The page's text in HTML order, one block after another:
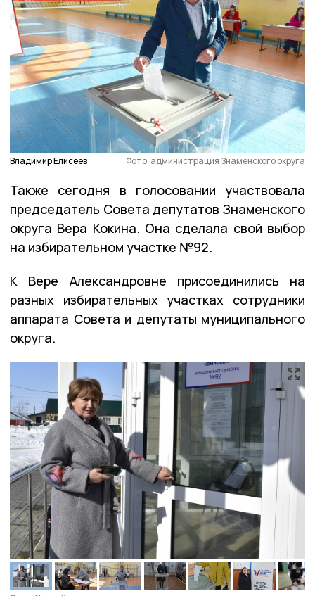
Владимир Елисеев Фото: администрация Знаменского округа
Также сегодня в голосовании участвовала
председатель Совета депутатов Знаменского
округа Вера Кокина. Она сделала свой выбор
на избирательном участке №92.
К Вере Александровне присоединились на
разных избирательных участках сотрудники
аппарата Совета и депутаты муниципального
округа.